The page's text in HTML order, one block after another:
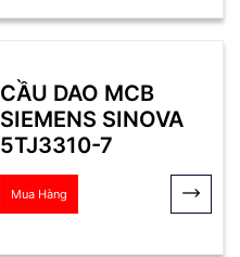
CẦU DAO MCB
SIEMENS SINOVA
5TJ3310-7
Mua Hàng